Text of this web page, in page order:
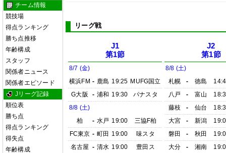
チーム情報
競技場
得点ランキング
勝ち点推移
年齢構成
スタッフ
関係者ニュース
関係者エピソード
Jリーグ記録
順位表
勝ち点
得点ランキング
得失点
年齢構成
リーグ戦
J1
第1節
8/7 (金)
横浜FM - 鹿島 19:25 MUFG国立
G大阪
- 浦和 19:30
パナスタ
8/8 (土)
柏
- 水戸 19:00
三協F柏
FC東京 - 町田 19:00
味スタ
名古屋 - 清水 19:00
豊田ス
J2
第1節
8/8 (土)
札幌
- 徳島
八戸
- 富山
藤枝
- 仙台
大宮
- 新潟
磐田
- 秋田
大分
- 湘南